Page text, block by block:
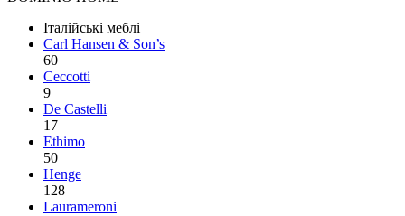
Італійські меблі
Carl Hansen & Son’s
60
Ceccotti
9
De Castelli
17
Ethimo
50
Henge
128
Laurameroni